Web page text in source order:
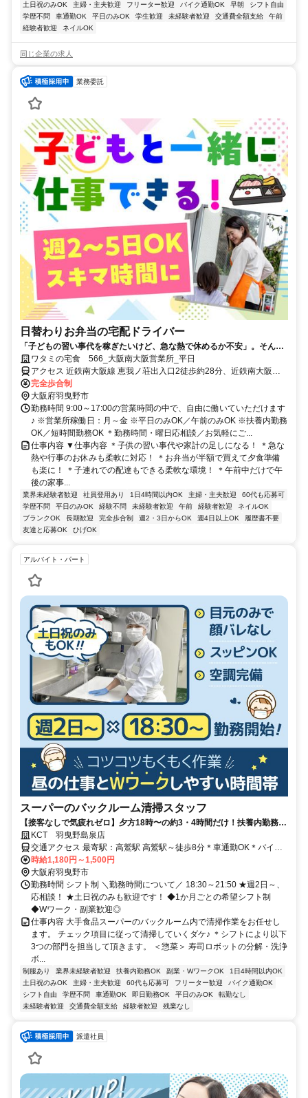
土日祝のみOK
主婦・主夫歓迎 フリーター歓迎 バイク通勤OK 早朝
シフト自由
学歴不問
車通勤OK 平日のみOK 学生歓迎 未経験者歓迎 交通費全額支給
午前
経験者歓迎
ネイルOK
同じ企業の求人
業務委託
日替わりお弁当の宅配ドライバー
「子どもの習い事代を稼ぎたいけど、急な熱で休めるか不安」。そんな
悩みに寄り添う環境があります。週2～5日の勤務で、午前中のみも可
能。子連れ配達もでき、お弁当半額の社割も魅力です。
ワタミの宅食 566_大阪南大阪営業所_平日
アクセス 近鉄南大阪線 恵我ノ荘出入口2徒歩約28分、近鉄南大阪線
高鷲南口徒歩約35分、近鉄南大阪線 河内松原出入口1徒歩約44分
完全歩合制
大阪府羽曳野市
勤務時間 9:00～17:00の営業時間の中で、自由に働いていただけます
♪ ※営業所稼働日：月～金 ※平日のみOK／午前のみOK ※扶養内勤務
OK／短時間勤務OK ＊勤務時間・曜日応相談／お気軽にご...
仕事内容 ▼仕事内容 ＊子供の習い事代や家計の足しになる！ ＊急な
熱や行事のお休みも柔軟に対応！ ＊お弁当が半額で買えて夕食準備
も楽に！ ＊子連れでの配達もできる柔軟な環境！ ＊午前中だけで午
後の家事...
業界未経験者歓迎 社員登用あり 1日4時間以内OK 主婦・主夫歓迎
60代も応募可
学歴不問
平日のみOK 経験不問 未経験者歓迎 午前 経験者歓迎
ネイルOK
ブランクOK
長期歓迎 完全歩合制 週2・3日からOK 週4日以上OK
履歴書不要
友達と応募OK
ひげOK
アルバイト・パート
スーパーのバックルーム清掃スタッフ
【接客なしで気疲れゼロ】夕方18時〜の約3・4時間だけ！扶養内勤務
OK/副業・WワークOK！ 週2～の短時間勤務！シフト融通抜群！
KCT 羽曳野島泉店
交通アクセス 最寄駅：高鷲駅 高鷲駅～徒歩8分＊車通勤OK＊バイク
通勤OK
時給1,180円～1,500円
大阪府羽曳野市
勤務時間 シフト制 ＼勤務時間について／ 18:30～21:50 ★週2日～、
応相談！ ★土日祝のみも歓迎です！ ◆1か月ごとの希望シフト制
◆Wワーク・副業歓迎◎
仕事内容 大手食品スーパーのバックルーム内で清掃作業をお任せし
ます。 チェック項目に従って清掃していくダケ♪ ＊シフトにより以下
3つの部門を担当して頂きます。 ＜惣菜＞ 寿司ロボットの分解・洗浄
ボ...
制服あり 業界未経験者歓迎 扶養内勤務OK 副業・WワークOK
1日4時間以内OK
土日祝のみOK
主婦・主夫歓迎 60代も応募可 フリーター歓迎
バイク通勤OK
シフト自由
学歴不問 車通勤OK 即日勤務OK 平日のみOK
転勤なし
未経験者歓迎
交通費全額支給 経験者歓迎 残業なし
派遣社員